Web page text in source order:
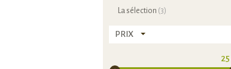
La sélection (3)
PRIX